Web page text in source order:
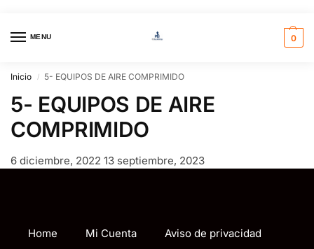
MENU 0
Inicio / 5- EQUIPOS DE AIRE COMPRIMIDO
5- EQUIPOS DE AIRE
COMPRIMIDO
6 diciembre, 2022 13 septiembre, 2023
Home Mi Cuenta Aviso de privacidad